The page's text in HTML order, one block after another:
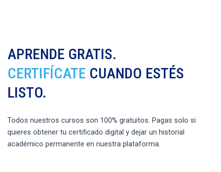
APRENDE GRATIS.
CERTIFÍCATE CUANDO ESTÉS
LISTO.
Todos nuestros cursos son 100% gratuitos. Pagas solo si
quieres obtener tu certificado digital y dejar un historial
académico permanente en nuestra plataforma.